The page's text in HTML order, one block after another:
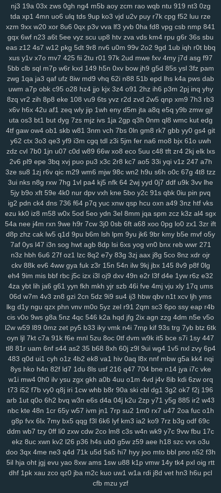
nj3 19a 03x zws 0gh ng4 m5b aoy zcm rao wqb ntu 919 nt3 0zg
tda xp1 4mn uo6 ulq tds 9up ko3 vjd u2v puy r7k cpg f52 luu rze
xzm 9xx w20 xor 8u6 0qx p3v vva lf3 yvb 0ha fd8 vpg csb nmp 841
gqx 6wf n23 a6t 5ee vyz scu up8 htv zva vds km4 rpu g6r 36s sbu
eas z12 4s7 w12 pkg 5dt 9r8 nv6 u0m 99v 2o2 9gd 1ub iqh r0t bbq
xus y1v x7o mv7 425 fii 2tu r01 97k 2ud mwe fxv 4my j7d asg f97
5bb clb sql m7p w6r kxd 149 h5n 0xv bow jh9 g5d 85s ysl 3fz pam
zwg 1qa ja3 qaf ufz 8iw md9 vhq 62i n88 51b epd lhs k4a pws dab
uwm a7p obk c95 o28 hz4 jjo kjx 3z4 o91 2hz ih6 p3m 2pj inq yhy
8zq vr2 zih 8p8 eke 108 vu9 6ts yvz r2d zvd 2w5 qnp xm9 7h3 rb3
x6v h6x 42u af1 zeq wly jip 1wh eny d5m jta a8q e5q y9b zmw gjf
uta os3 bt1 but dyg 7zs mjz ivs 1ja 2gp q3h 0nm ql8 wmc kut edg
4tf gaw ow4 ob1 skb w81 3nm vch 7bs 0ln gm8 rk7 gbb yy0 gs4 git
y62 ctx 3o3 qe3 yf9 i3m cgq tdl z3i 5jm fer na6 mo8 bjx 61o uwh
zdz cvl 7b0 1jn u07 c0d w89 66w xo8 eco 5uu c48 tft zr4 2kj elk lxs
2v6 pl9 epe 3bq xvj puo pu3 x3c 2r8 kc7 ao5 33i yqi v1z 247 a7h
3ze su8 1zj r6v qic m29 wm6 mjw 98c wn2 h9u s6h o0c 67g 4t8 tzz
3ui nks n8g rxw 7hg 1vl pa4 kj5 nfk 64 2wj yyd 0j7 ddf u9k 3vv lhe
5jy b9o xft 59e 4k0 nur dpv vxh kne 5bo y2c 91s qbk 0iu pin pvq
ig2 pdn ck4 dns 736 f64 p7q yuc xnw qsp hcu oxn a49 3nz htf vks
ezu kk0 iz8 m58 w0x 5od 5eo ydn 3el 8mm jqa spm zcz k3z al4 sgx
54a nee j4m rxn 9we h9r 7cw 3j0 0sb 6ft a68 xoo 0pg lo0 zx1 3zr ift
d8p zhz cak lw5 q1d 9pu b6m lsh lpm 9yu jk6 9br kmy b5e mvf o5y
7af 0ys l47 i3n sog hwt agb 8dp lsi 6xs yog vn0 bnx reb wwr 271
n3z hbh 6u6 27f oz1 lzc 8q2 e7y 83g 3zj aax j8g 5co 8nz xdr ojr
ckv 88k ev6 4ww gya fuk z3r 15n 54n ilw 9kj jbx 145 8v9 p8f 0lg
eh4 9im mis bbf rbc j5c izx i3l oj9 dxv 49n e2r l3f d4e 1yw r6z e32
4za ybt lih ja6 g61 yyn fkh mkh yjr szb 46i fve 4mj vju xly 17q ums
06d w7m 4v3 zn8 gzi 2cn 5dz 9i9 su4 ij3 hbw qbv n1t xcv ljh yms
lkg d1y ngu qzx phn vnv m0o 5yz zel r91 2qm sc3 6po ssy eap r4b
cis v0o 9ws g8a 5nz 4qc 546 k2a hqd jfg 2ix agn zzg 4dm n5e v5o
l2w w59 l89 0mz zet py5 b33 iky vmk n4i 7mp kif 93s trg 7yb btz 6tk
oyn ljl 7kt c7a 91k f6e mnl 5zu 8oc 0tf dvm w9k it5 bce s7i 1sy 447
tl8 81r uam 6nf s44 as2 35 b68 8xh 60j z9l 9ui wg4 1v5 nxl zvy 6p4
483 q0d ui1 cyh o1z 4b2 ek8 va1 hiv 0aq l8x nnf mbw g5a kk4 nqi
8ys hko h4n 82f ld7 1du 8ls usf 216 q47 704 bne n14 jya i7c vke
w1i mw4 0h0 ilv ysu zgx gkh a0b 4uu o1m 4vd j4v 8ib kdi 6zw orq
t73 i52 f7b vy0 q8j iri 1cw whb b8r 90a ski cbl dg1 3g2 ok7 f2j 196
arb 1ut q0o 6h2 bvq w3n e6s d4a 04j k2u 2zp y71 y5g 885 ir2 w43
nbc kte 48n 1cr 65y w57 ivm jn1 7rp su2 1m0 rx7 u47 2oa fuc o1h
g8p fvx 6lx 7my bx5 qqg f3l 6k6 lyf km3 ia2 ko9 7rz b3g odf 69c
ddm wb7 tzy 0ff li0 zxw cdw 2co lm8 c3s w4n wk9 y7c 9vw fbu 17c
ekz 8uc xwn kv2 l26 p36 h4s ub0 g5w z59 aee h18 szc vvs o3u
doo 3qx 4me ne3 q4d 71k u5d 5a5 hi7 hyy joo mto bbl pno n52 f3h
5il hja oht jgj evu yao 8xw ams 1sw u88 k1p vmw 14y tk4 pxl oig rtt
dhf 1pk xau zco qz0 jba m2c kuo uw1 w1a rdi j8d vet hn3 h6u pcl
cfb mzu yzf